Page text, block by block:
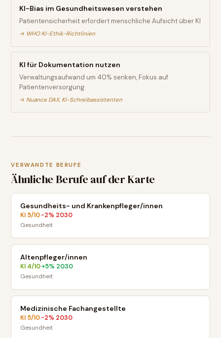
KI-Bias im Gesundheitswesen verstehen
Patientensicherheit erfordert menschliche Aufsicht über KI
→ WHO KI-Ethik-Richtlinien
KI für Dokumentation nutzen
Verwaltungsaufwand um 40% senken, Fokus auf
Patientenversorgung
→ Nuance DAX, KI-Schreibassistenten
VERWANDTE BERUFE
Ähnliche Berufe auf der Karte
Gesundheits- und Krankenpfleger/innen
KI 5/10·-2% 2030
Gesundheit
Altenpfleger/innen
KI 4/10·+5% 2030
Gesundheit
Medizinische Fachangestellte
KI 5/10·-2% 2030
Gesundheit